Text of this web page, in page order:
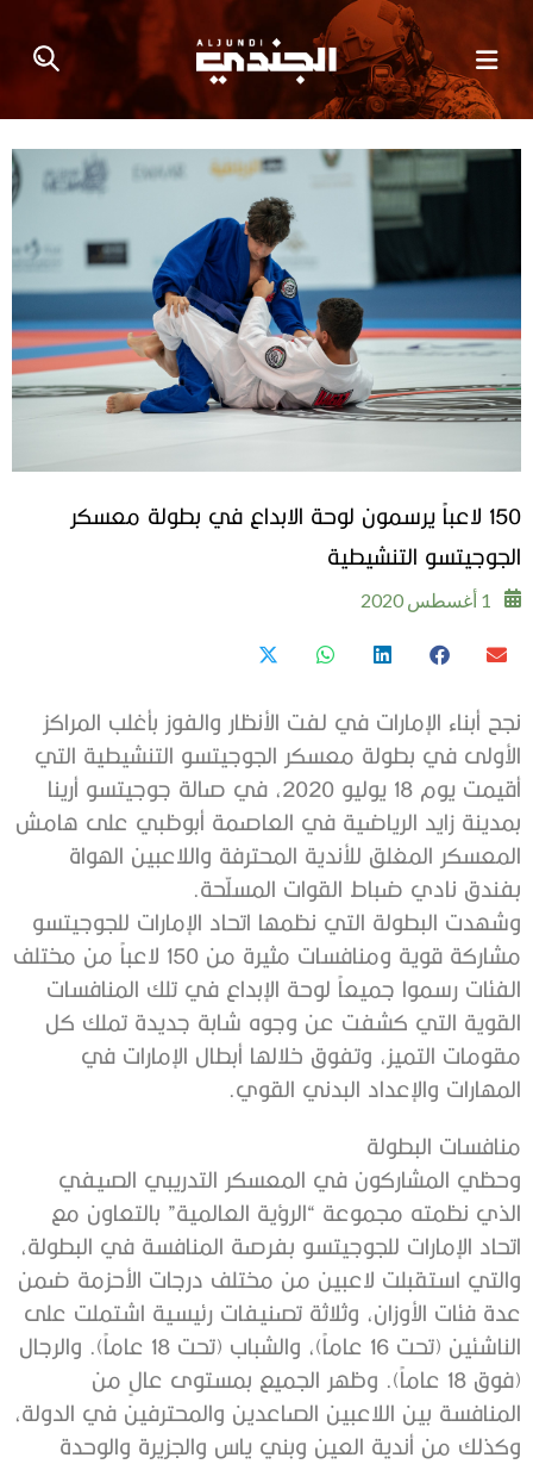
150 لاعباً يرسمون لوحة الابداع في بطولة معسكر
الجوجيتسو التنشيطية
1 أغسطس 2020
نجح أبناء الإمارات في لفت الأنظار والفوز بأغلب المراكز
الأولى في بطولة معسكر الجوجيتسو التنشيطية التي
أقيمت يوم 18 يوليو 2020، في صالة جوجيتسو أرينا
بمدينة زايد الرياضية في العاصمة أبوظبي على هامش
المعسكر المغلق للأندية المحترفة واللاعبين الهواة
بفندق نادي ضباط القوات المسلّحة.
وشهدت البطولة التي نظمها اتحاد الإمارات للجوجيتسو
مشاركة قوية ومنافسات مثيرة من 150 لاعباً من مختلف
الفئات رسموا جميعاً لوحة الإبداع في تلك المنافسات
القوية التي كشفت عن وجوه شابة جديدة تملك كل
مقومات التميز، وتفوق خلالها أبطال الإمارات في
المهارات والإعداد البدني القوي.
منافسات البطولة
وحظي المشاركون في المعسكر التدريبي الصيفي
الذي نظمته مجموعة “الرؤية العالمية” بالتعاون مع
اتحاد الإمارات للجوجيتسو بفرصة المنافسة في البطولة،
والتي استقبلت لاعبين من مختلف درجات الأحزمة ضمن
عدة فئات الأوزان، وثلاثة تصنيفات رئيسية اشتملت على
الناشئين (تحت 16 عاماً)، والشباب (تحت 18 عاماً). والرجال
(فوق 18 عاماً). وظهر الجميع بمستوى عالٍ من
المنافسة بين اللاعبين الصاعدين والمحترفين في الدولة،
وكذلك من أندية العين وبني ياس والجزيرة والوحدة